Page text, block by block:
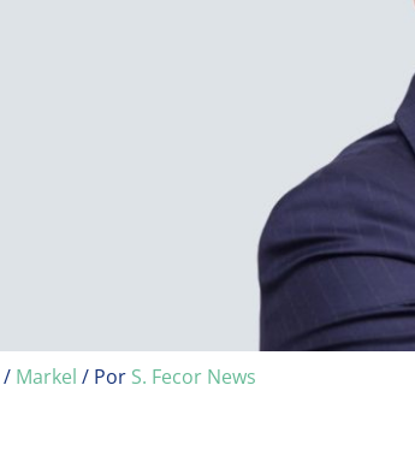
/ Markel / Por S. Fecor News